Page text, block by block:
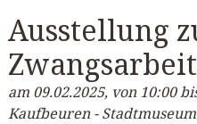
Ausstellung
Zwangsarbeit
am 09.02.2025, von 10:00
Kaufbeuren -